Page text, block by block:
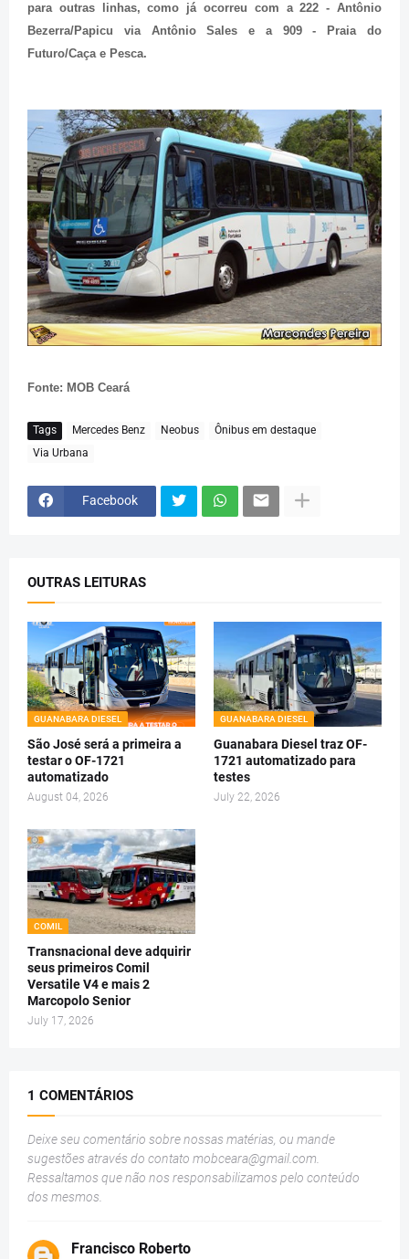
para outras linhas, como já ocorreu com a 222 - Antônio
Bezerra/Papicu via Antônio Sales e a 909 - Praia do
Futuro/Caça e Pesca.
Fonte: MOB Ceará
Tags Mercedes Benz Neobus
Ônibus em destaque
Via Urbana
Facebook
OUTRAS LEITURAS
GUANABARA DIESEL
São José será a primeira a
testar o OF-1721
automatizado
August 04, 2026
GUANABARA DIESEL
Guanabara Diesel traz OF-
1721 automatizado para
testes
July 22, 2026
COMIL
Transnacional deve adquirir
seus primeiros Comil
Versatile V4 e mais 2
Marcopolo Senior
July 17, 2026
1 COMENTÁRIOS
Deixe seu comentário sobre nossas matérias, ou mande
sugestões através do contato mobceara@gmail.com
Ressaltamos que não nos responsabilizamos pelo conteúdo
dos mesmos.
Francisco Roberto